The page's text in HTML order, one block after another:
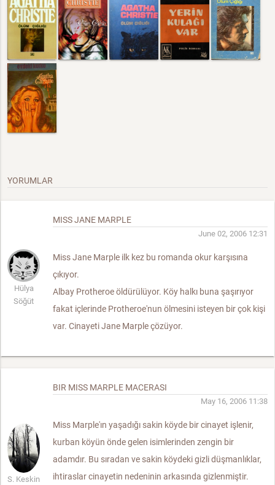
YORUMLAR
Hülya
Söğüt
MISS JANE MARPLE
June 02, 2006 12:31
Miss Jane Marple ilk kez bu romanda okur karşısına
çıkıyor.
Albay Protheroe öldürülüyor. Köy halkı buna şaşırıyor
fakat içlerinde Protheroe'nun ölmesini isteyen bir çok kişi
var. Cinayeti Jane Marple çözüyor.
S. Keskin
BIR MISS MARPLE MACERASI
May 16, 2006 11:38
Miss Marple'ın yaşadığı sakin köyde bir cinayet işlenir,
kurban köyün önde gelen isimlerinden zengin bir
adamdır. Bu sıradan ve sakin köydeki gizli düşmanlıklar,
ihtiraslar cinayetin nedeninin arkasında gizlenmiştir.